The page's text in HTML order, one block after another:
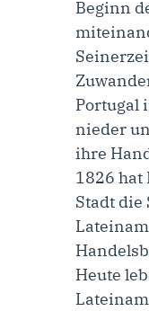
Beginn
Portugal
nieder
ihre
1826 hat
Stadt die
Heute